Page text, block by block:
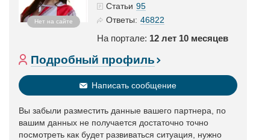
Нет на сайте
Статьи 95
Ответы: 46822
На портале: 12 лет 10 месяцев
Подробный профиль
Написать сообщение
Вы забыли разместить данные вашего партнера, по
вашим данных не получается достаточно точно
посмотреть как будет развиваться ситуация, нужно